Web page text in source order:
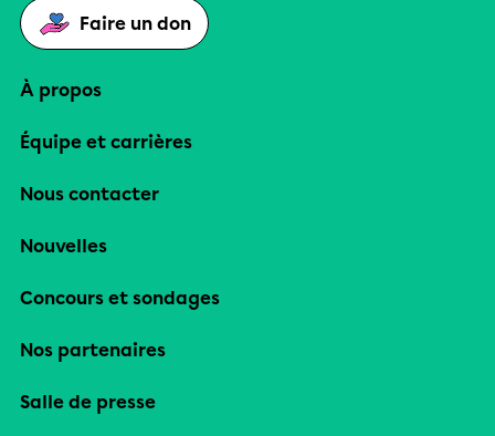
Faire un don
À propos
Équipe et carrières
Nous contacter
Nouvelles
Concours et sondages
Nos partenaires
Salle de presse